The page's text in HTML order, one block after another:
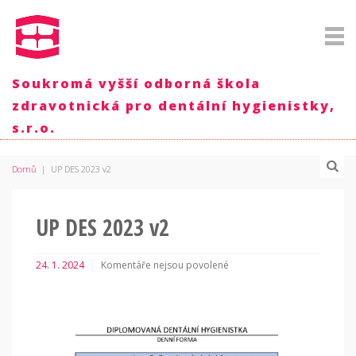
Soukromá vyšší odborná škola
zdravotnická pro dentální hygienistky,
s.r.o.
Domů | UP DES 2023 v2
UP DES 2023 v2
24. 1. 2024
Komentáře nejsou povolené
UP
DES